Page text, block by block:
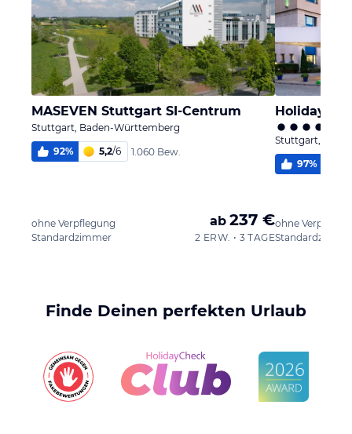
MASEVEN Stuttgart SI-Centrum
Stuttgart, Baden-Württemberg
92% 5,2/6 1.060 Bew.
ohne Verpflegung
Standardzimmer
ab 237 €
2 ERW. • 3 TAGE
Holiday
Stuttgart,
97%
ohne
Finde Deinen perfekten Urlaub